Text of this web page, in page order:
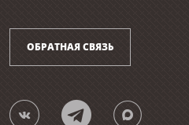
ОБРАТНАЯ СВЯЗЬ